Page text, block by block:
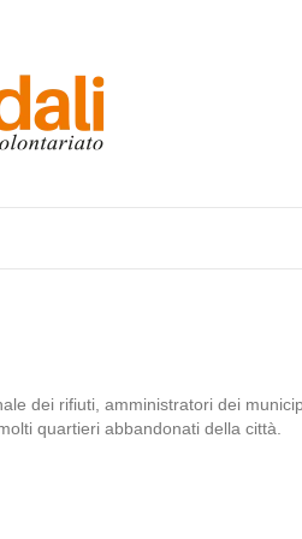
dei rifiuti, amministratori dei
quartieri abbandonati della città.